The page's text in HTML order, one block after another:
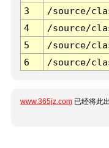
3 /source/
4
/source/
5
/source/
6
/source/
www.365jz.com 已经将此